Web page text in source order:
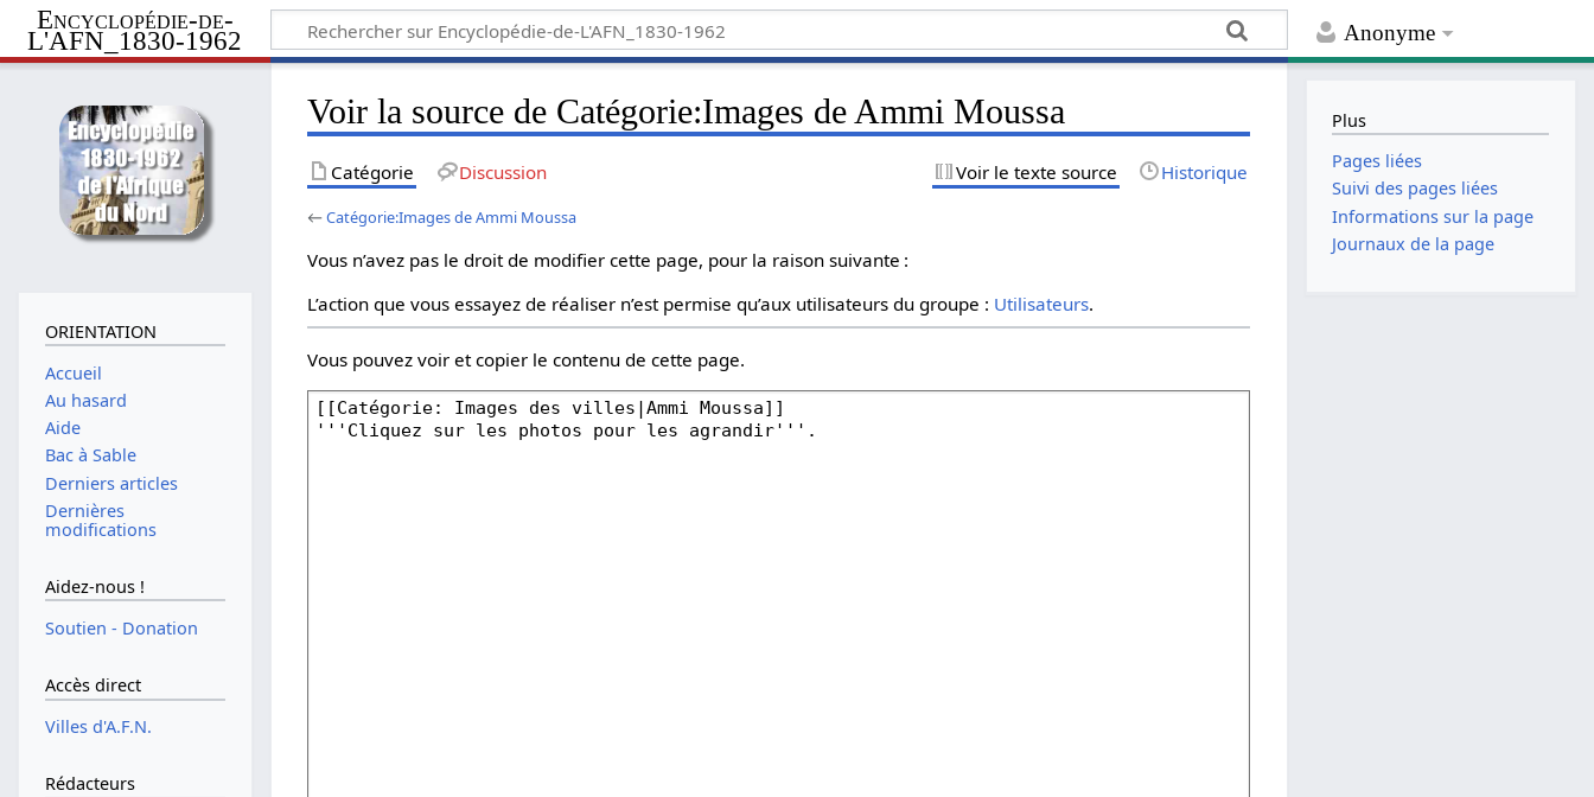
Anonyme
Encyclopédie-de-
L'AFN_1830-1962
Voir la source de Catégorie:Images de Ammi Moussa
Catégorie Discussion Voir le texte source Historique
←Catégorie:Images de Ammi Moussa
Vous n’avez pas le droit de modifier cette page, pour la raison suivante :
L’action que vous essayez de réaliser n’est permise qu’aux utilisateurs du groupe : Utilisateurs.
Vous pouvez voir et copier le contenu de cette page.
ORIENTATION
Accueil
Au hasard
Aide
Bac à Sable
Derniers articles
Dernières
modifications
Aidez-nous !
Soutien - Donation
Accès direct
Villes d'A.F.N.
Rédacteurs
Plus
Pages liées
Suivi des pages liées
Informations sur la page
Journaux de la page